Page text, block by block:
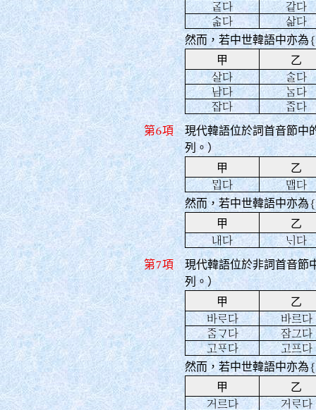
󿀙다
같다
󿈂다
삶다
然而，若中世韓語中亦為
甲
乙
살다
󿈀다
남다
󿂀다
잡다
󿊱다
第6項
現代韓語位於詞首音節中
列。）
甲
乙
󿅽다
맵다
然而，若中世韓語中亦為{
甲
乙
내다
󿂌다
第7項
現代韓語位於非詞首音節
列。）
甲
乙
바󿄘다
바르다
󿊰󿀀다
잠그다
고󿎸다
고프다
然而，若中世韓語中亦為
甲
乙
거르다
거󿄘다